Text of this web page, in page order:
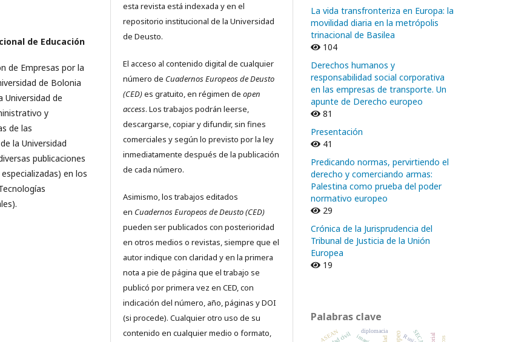
de Educación
de Empresas por la
de Bolonia
de
y
de las
la Universidad
publicaciones
en los
esta revista está indexada y en el
repositorio institucional de la Universidad
de Deusto.
El acceso al contenido digital de cualquier
número de Cuadernos Europeos de Deusto
(CED)es gratuito, en régimen de open
access. Los trabajos podrán leerse,
descargarse, copiar y difundir, sin fines
comerciales y según lo previsto por la ley
inmediatamente después de la publicación
de cada número.
Asimismo, los trabajos editados
en Cuadernos Europeos de Deusto (CED)
pueden ser publicados con posterioridad
en otros medios o revistas, siempre que el
autor indique con claridad y en la primera
nota a pie de página que el trabajo se
publicó por primera vez en CED, con
indicación del número, año, páginas y DOI
(si procede). Cualquier otro uso de su
contenido en cualquier medio o formato,
La vida transfronteriza en Europa: la
movilidad diaria en la metrópolis
trinacional de Basilea
104
Derechos humanos y
responsabilidad social corporativa
en las empresas de transporte. Un
apunte de Derecho europeo
81
Presentación
41
Predicando normas, pervirtiendo el
derecho y comerciando armas:
Palestina como prueba del poder
normativo europeo
29
Crónica de la Jurisprudencia del
Tribunal de Justicia de la Unión
Europea
19
Palabras clave
Rusia
diplomacia SECA
ASEAN